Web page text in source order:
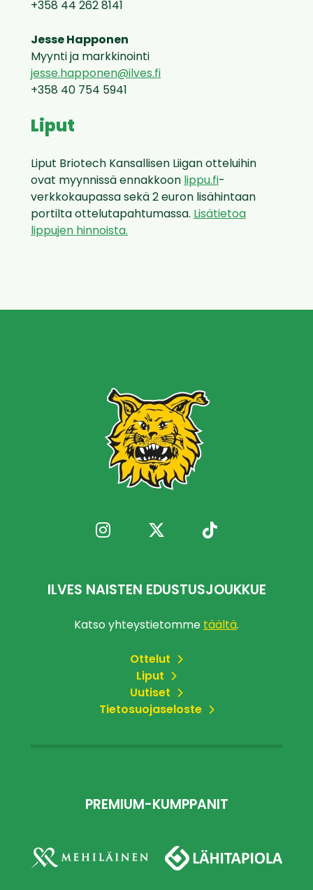
+358 44 262 8141
Jesse Happonen
Myynti ja markkinointi
jesse.happonen@ilves.fi
+358 40 754 5941
Liput
Liput Briotech Kansallisen Liigan otteluihin
ovat myynnissä ennakkoon lippu.fi-
verkkokaupassa sekä 2 euron lisähintaan
portilta ottelutapahtumassa. Lisätietoa
lippujen hinnoista.
ILVES NAISTEN EDUSTUSJOUKKUE
Katso yhteystietomme täältä.
Ottelut
Liput
Uutiset
Tietosuojaseloste
PREMIUM-KUMPPANIT